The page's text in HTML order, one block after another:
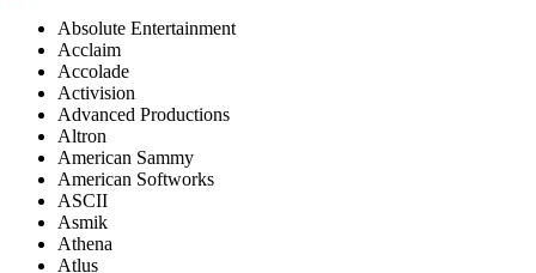
Absolute Entertainment
Acclaim
Accolade
Activision
Advanced Productions
Altron
American Sammy
American Softworks
ASCII
Asmik
Athena
Atlus